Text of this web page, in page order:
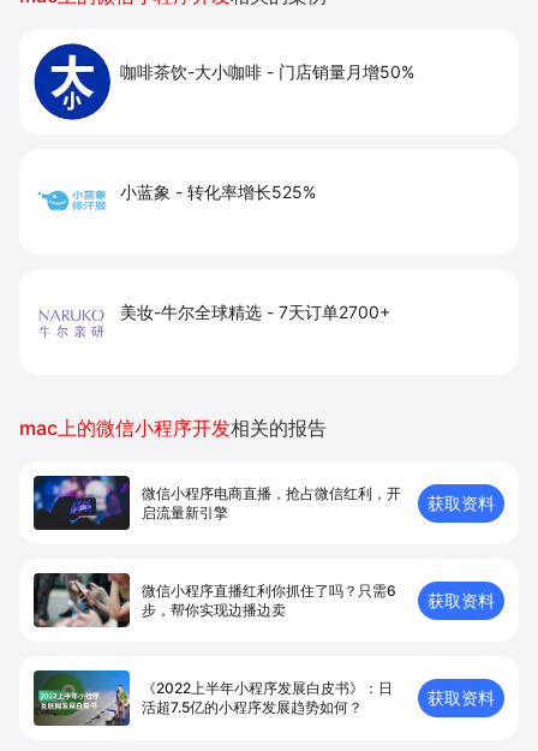
咖啡茶饮-大小咖啡 - 门店销量月增50%
小蓝象 - 转化率增长525%
美妆-牛尔全球精选 - 7天订单2700+
mac上的微信小程序开发相关的报告
微信小程序电商直播，抢占微信红利，开
启流量新引擎
获取资料
微信小程序直播红利你抓住了吗？只需6
步，帮你实现边播边卖
获取资料
《2022上半年小程序发展白皮书》：日
活超7.5亿的小程序发展趋势如何？
获取资料